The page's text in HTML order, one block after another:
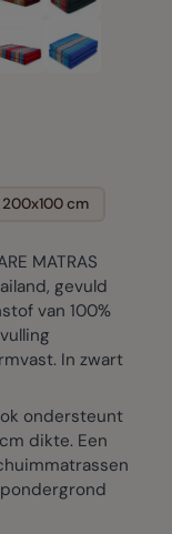
200x100 cm
MATRAS
gevuld
van 100%
In zwart
ondersteunt
dikte. Een